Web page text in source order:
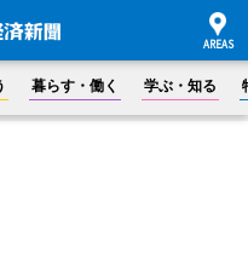
暮らす・働く 学ぶ・知る